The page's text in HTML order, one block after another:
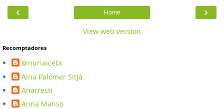
‹ ›
Home
View web version
Recomptadores
@nuriaiceta
Aina Palomer Sitjà
Anarresti
Anna Manso